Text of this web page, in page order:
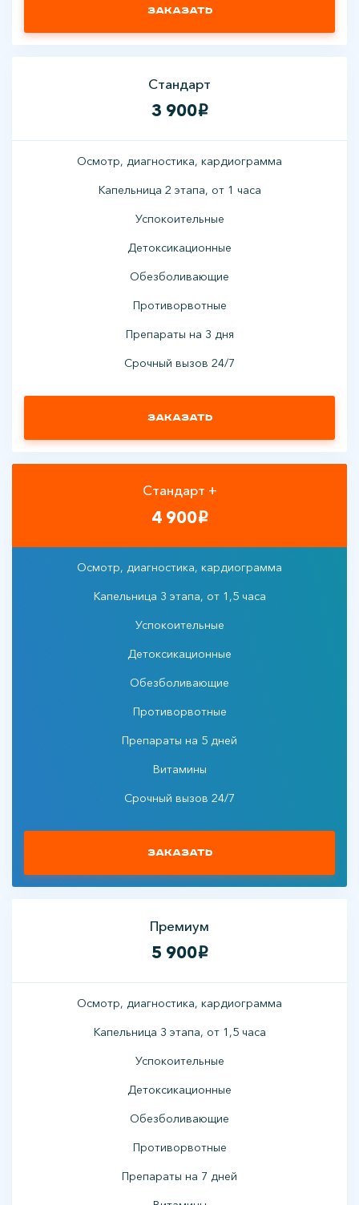
Заказать
Стандарт
3 900i
Осмотр, диагностика, кардиограмма
Капельница 2 этапа, от 1 часа
Успокоительные
Детоксикационные
Обезболивающие
Противорвотные
Препараты на 3 дня
Срочный вызов 24/7
Заказать
Стандарт +
4 900i
Осмотр, диагностика, кардиограмма
Капельница 3 этапа, от 1,5 часа
Успокоительные
Детоксикационные
Обезболивающие
Противорвотные
Препараты на 5 дней
Витамины
Срочный вызов 24/7
Заказать
Премиум
5 900i
Осмотр, диагностика, кардиограмма
Капельница 3 этапа, от 1,5 часа
Успокоительные
Детоксикационные
Обезболивающие
Противорвотные
Препараты на 7 дней